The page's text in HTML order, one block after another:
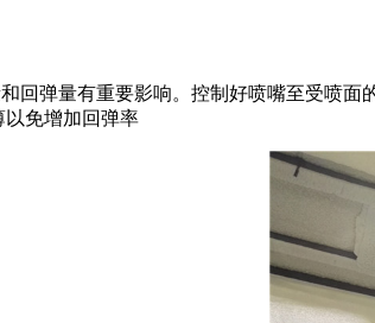
回弹量有重要影响。控制好喷嘴至受喷
以免增加回弹率